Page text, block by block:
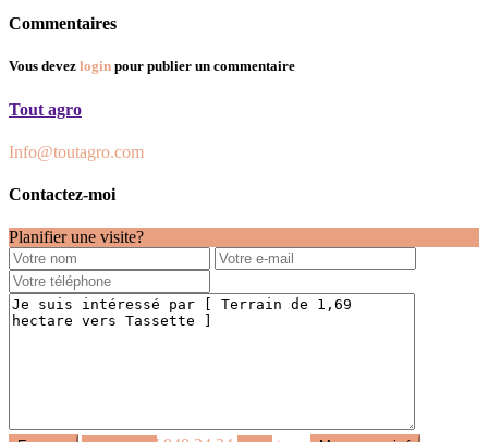
Commentaires
Vous devez login pour publier un commentaire
Tout agro
Info@toutagro.com
Contactez-moi
Planifier une visite?